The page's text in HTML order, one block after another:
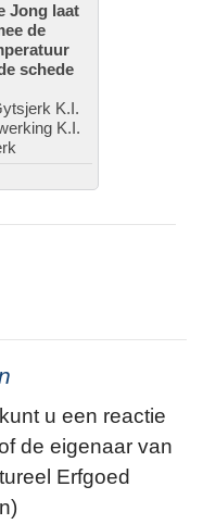
Jong laat
de
schede
K.I.
K.I.
u een reactie
de eigenaar van
Erfgoed